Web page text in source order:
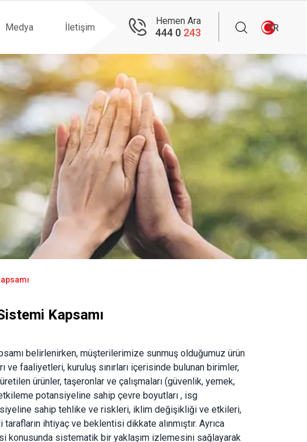
Medya İletişim
Hemen Ara
444 0 243 TR
Kapsamı
belirlenirken, müşterilerimize sunmuş olduğumuz ürün
ve faaliyetleri, kuruluş sınırları içerisinde bulunan birimler,
ürünler, taşeronlar ve çalışmaları (güvenlik, yemek,
potansiyeline sahip çevre boyutları , isg
sahip tehlike ve riskleri, iklim değişikliği ve etkileri,
ihtiyaç ve beklentisi dikkate alınmıştır. Ayrıca
konusunda sistematik bir yaklaşım izlemesini sağlayarak